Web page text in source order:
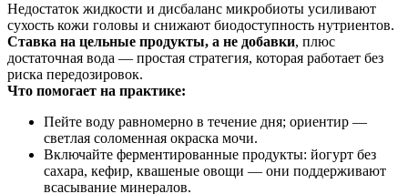
Недостаток жидкости и дисбаланс микробиоты усиливают
сухость кожи головы и снижают биодоступность нутриентов.
Ставка на цельные продукты, а не добавки, плюс
достаточная вода — простая стратегия, которая работает без
риска передозировок.
Что помогает на практике:
Пейте воду равномерно в течение дня; ориентир —
светлая соломенная окраска мочи.
Включайте ферментированные продукты: йогурт без
сахара, кефир, квашеные овощи — они поддерживают
всасывание минералов.